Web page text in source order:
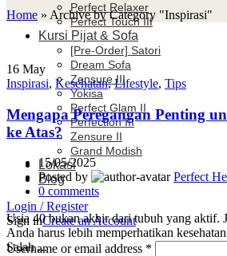
Perfect Relaxer
Perfect Touch III
Kursi Pijat & Sofa
[Pre-Order] Satori
Dream Sofa
Zensure III
Yokisa
Perfect Glam II
Perfection III
Zensure II
Grand Modish
Lokasi
Blog
Login / Register
Sign inCreate an Account
Username or email address *
Home » Archive by Category "Inspirasi"
16 May
Inspirasi, Kesehatan,Lifestyle, Tips
Mengapa Peregangan Penting
ke Atas?
15/05/2025
Posted by
Perfect
0 comments
Usia 40 bukan akhir dari tubuh yang aktif.
Anda harus lebih memperhatikan
Salah ...